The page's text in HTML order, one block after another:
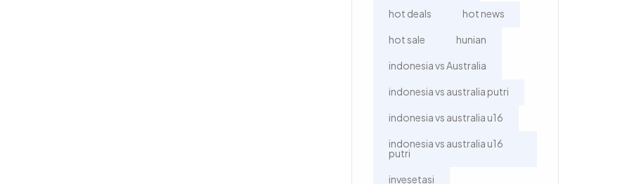
hot deals hot news
hot sale hunian
indonesia vs Australia
indonesia vs australia putri
indonesia vs australia u16
indonesia vs australia u16
putri
invesetasi